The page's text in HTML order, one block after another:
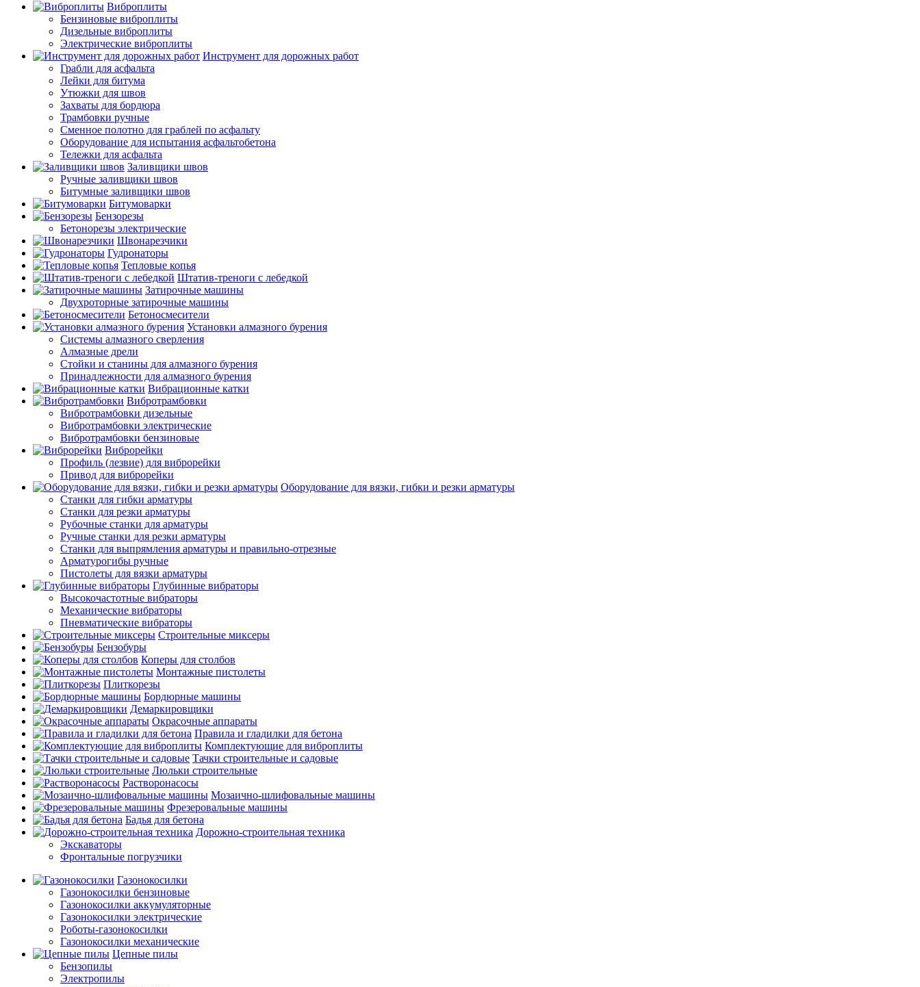
Виброплиты
Бензиновые виброплиты
Дизельные виброплиты
Электрические виброплиты
Инструмент для дорожных работ
Грабли для асфальта
Лейки для битума
Утюжки для швов
Захваты для бордюра
Трамбовки ручные
Сменное полотно для граблей по асфальту
Оборудование для испытания асфальтобетона
Тележки для асфальта
Заливщики швов
Ручные заливщики швов
Битумные заливщики швов
Битумоварки
Бензорезы
Бетонорезы электрические
Швонарезчики
Гудронаторы
Тепловые копья
Штатив-треноги с лебедкой
Затирочные машины
Двухроторные затирочные машины
Бетоносмесители
Установки алмазного бурения
Системы алмазного сверления
Алмазные дрели
Стойки и станины для алмазного бурения
Принадлежности для алмазного бурения
Вибрационные катки
Вибротрамбовки
Вибротрамбовки дизельные
Вибротрамбовки электрические
Вибротрамбовки бензиновые
Виброрейки
Профиль (лезвие) для виброрейки
Привод для виброрейки
Оборудование для вязки, гибки и резки арматуры
Станки для гибки арматуры
Станки для резки арматуры
Рубочные станки для арматуры
Ручные станки для резки арматуры
Станки для выпрямления арматуры и правильно-отрезные
Арматурогибы ручные
Пистолеты для вязки арматуры
Глубинные вибраторы
Высокочастотные вибраторы
Механические вибраторы
Пневматические вибраторы
Строительные миксеры
Бензобуры
Коперы для столбов
Монтажные пистолеты
Плиткорезы
Бордюрные машины
Демаркировщики
Окрасочные аппараты
Правила и гладилки для бетона
Комплектующие для виброплиты
Тачки строительные и садовые
Люльки строительные
Растворонасосы
Мозаично-шлифовальные машины
Фрезеровальные машины
Бадья для бетона
Дорожно-строительная техника
Экскаваторы
Фронтальные погрузчики
Газонокосилки
Газонокосилки бензиновые
Газонокосилки аккумуляторные
Газонокосилки электрические
Роботы-газонокосилки
Газонокосилки механические
Цепные пилы
Бензопилы
Электропилы